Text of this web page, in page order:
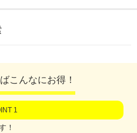
こんなにお得！
1
！